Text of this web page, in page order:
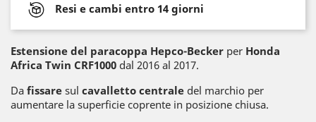
Resi e cambi entro 14 giorni
Estensione del paracoppa Hepco-Becker per Honda
Africa Twin CRF1000 dal 2016 al 2017.
Da fissare sul cavalletto centrale del marchio per
aumentare la superficie coprente in posizione chiusa.